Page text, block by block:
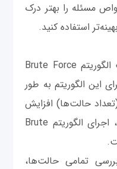
مسئله را بهتر درک
استفاده کنید.
زمان اجرا: بزرگترین معایب الگوریتم Brute Force
این الگوریتم به طور
حالت‌ها) افزایش
می‌یابد. برای ورودی‌های بزرگ، اجرای الگوریتم Brute
تمامی حالت‌ها،